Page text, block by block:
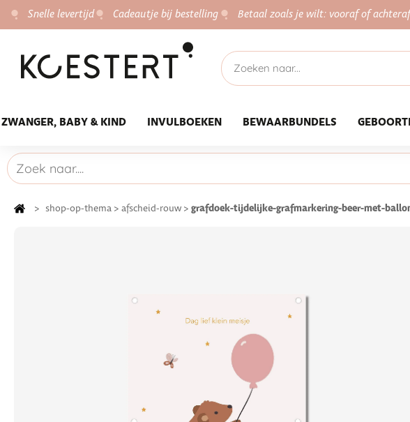
Snelle levertijd Cadeautje bij bestelling Betaal zoals je wilt: vooraf of achteraf
ZWANGER, BABY & KIND INVULBOEKEN BEWAARBUNDELS
> shop-op-thema > afscheid-rouw > grafdoek-tijdelijke-grafmarkering-beer-met-